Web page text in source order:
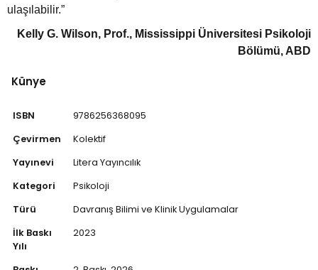
ulaşılabilir.”
Kelly G. Wilson, Prof., Mississippi Üniversitesi Psikoloji
Bölümü, ABD
Künye
ISBN
9786256368095
Çevirmen
Kolektif
Yayınevi
Litera Yayıncılık
Kategori
Psikoloji
Türü
Davranış Bilimi ve Klinik Uygulamalar
İlk Baskı
Yılı
2023